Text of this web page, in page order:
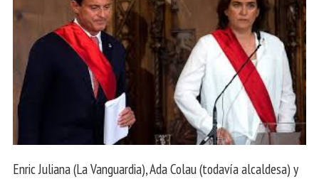
Enric Juliana (La Vanguardia), Ada Colau (todavía alcaldesa) y